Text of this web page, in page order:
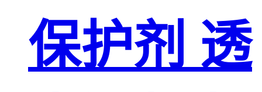
保护剂 透